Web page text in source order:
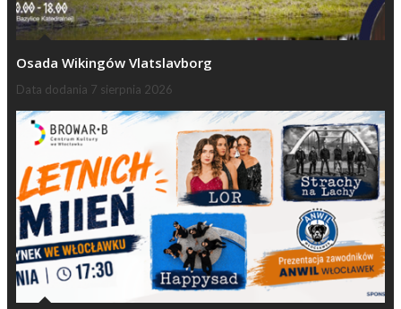
Osada Wikingów Vlatslavborg
Data dodania 7 sierpnia 2026